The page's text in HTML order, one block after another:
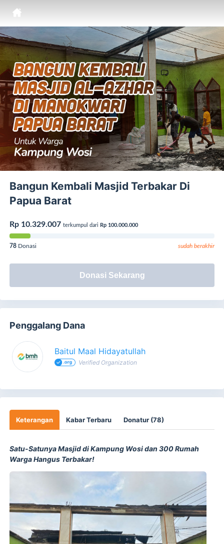
Bangun Kembali Masjid Terbakar Di
Papua Barat
Rp 10.329.007 terkumpul dari Rp 100.000.000
78 Donasi sudah berakhir
Donasi Sekarang
Penggalang Dana
Baitul Maal Hidayatullah
Verified Organization
Keterangan Kabar Terbaru Donatur (78)
Satu-Satunya Masjid di Kampung Wosi dan 300 Rumah
Warga Hangus Terbakar!